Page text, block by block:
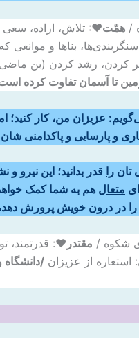
/ همّت♥: تلاش، اراده،
بناها و
کردن، رشد کردن (بن ماضی:
تا آسمان تفاوت کرده
عزیزان من، کار
و پارسایی و پاکدامنی
تان را قدر بدانید؛ این نیرو و
متعال هم به شما کمک
در درون خویش پرورش دهد،
شکوه / مقتدر♥: قدرتمند،
: استعاره از عزیزان /